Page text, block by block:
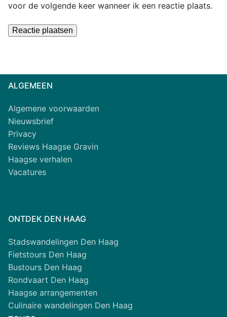
voor de volgende keer wanneer ik een reactie plaats.
ALGEMEEN
Algemene voorwaarden
Nieuwsbrief
Privacy
Reviews Haagse Gravin
Haagse verhalen
Vacatures
ONTDEK DEN HAAG
Stadswandelingen Den Haag
Fietstours Den Haag
Bustours Den Haag
Rondvaart Den Haag
Haagse arrangementen
Culinaire wandelingen Den Haag